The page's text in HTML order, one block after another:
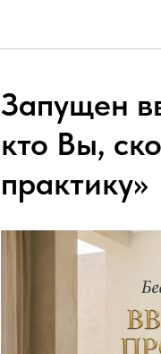
Запущен
кто Вы,
практику»